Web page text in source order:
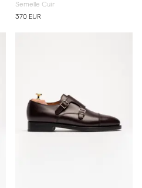
Semelle Cuir
370 EUR